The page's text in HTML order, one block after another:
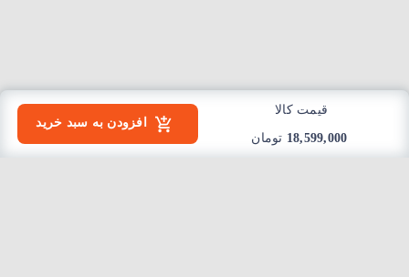
قیمت کالا
تومان
افزودن به سبد خرید